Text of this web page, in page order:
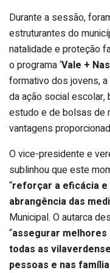
Durante a sessão,
estruturantes do
natalidade e proteção
o programa ‘Vale +
formativo dos jovens,
da ação social
estudo e de bolsas de
vantagens
O vice-presidente e
sublinhou que este
“reforçar a eficácia e
abrangência das
Municipal. O autarca
“assegurar melhores
todas as
pessoas e nas